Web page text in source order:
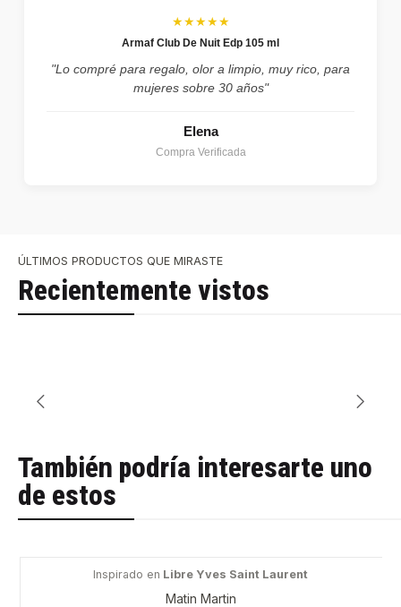
★★★★★
Armaf Club De Nuit Edp 105 ml
"Lo compré para regalo, olor a limpio, muy rico, para
mujeres sobre 30 años"
Elena
Compra Verificada
ÚLTIMOS PRODUCTOS QUE MIRASTE
Recientemente vistos
También podría interesarte uno
de estos
Inspirado en Libre Yves Saint Laurent
Matin Martin